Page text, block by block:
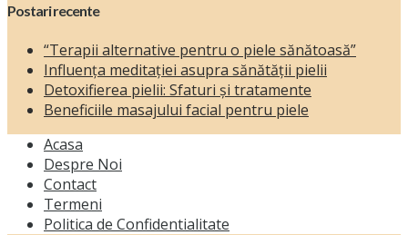
Postari recente
“Terapii alternative pentru o piele sănătoasă”
Influența meditației asupra sănătății pielii
Detoxifierea pielii: Sfaturi și tratamente
Beneficiile masajului facial pentru piele
Acasa
Despre Noi
Contact
Termeni
Politica de Confidentialitate